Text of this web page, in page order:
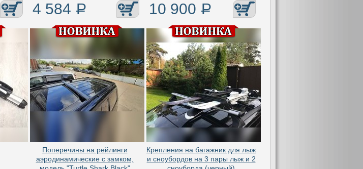
4 584 Р 10 900 Р
Поперечины на рейлинги
аэродинамические с замком,
Крепления на багажник для лыж
и сноубордов на 3 пары лыж и 2